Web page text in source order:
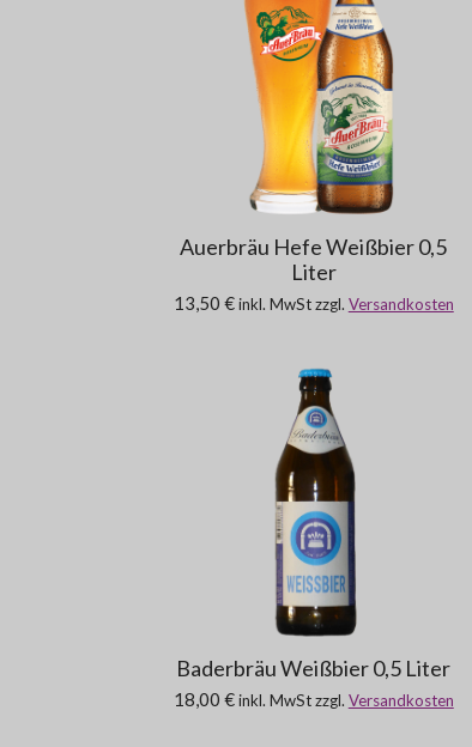
Auerbräu Hefe Weißbier 0,5
Liter
13,50 € inkl. MwSt zzgl. Versandkosten
Baderbräu Weißbier 0,5 Liter
18,00 € inkl. MwSt zzgl. Versandkosten